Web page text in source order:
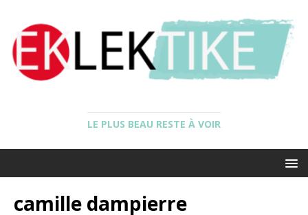
LE PLUS BEAU RESTE À VOIR
camille dampierre